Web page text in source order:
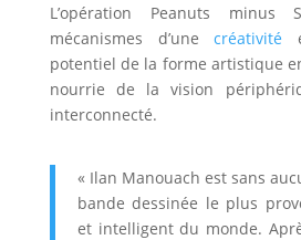
L’opération Peanuts minus
mécanismes d’unecréativité
potentiel de la forme artistique
nourrie de la vision
interconnecté.
« Ilan Manouach est sans
bande dessinée le plus
et intelligent du monde.